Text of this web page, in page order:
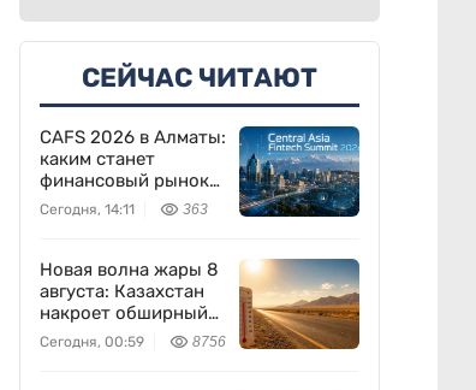
СЕЙЧАС ЧИТАЮТ
CAFS 2026 в Алматы:
каким станет
финансовый рынок
через 10 лет
Сегодня, 14:11 363
Новая волна жары 8
августа: Казахстан
накроет обширный
антициклон
Сегодня, 00:59 8756